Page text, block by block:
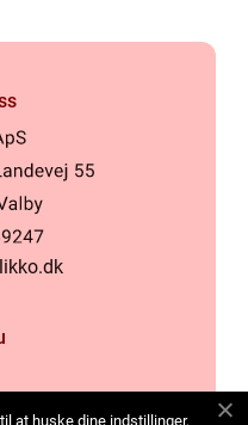
at huske dine indstillinger,